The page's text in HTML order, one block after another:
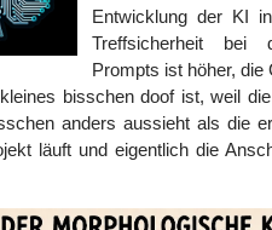
Entwicklung der KI
Treffsicherheit bei
Prompts ist höher, die
bisschen doof ist, weil
anders aussieht als die
läuft und eigentlich die